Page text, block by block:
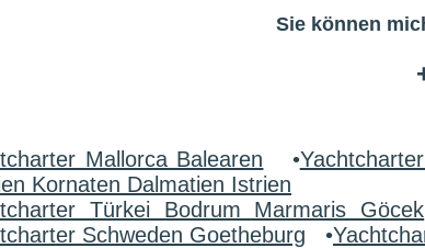
Sie können
Mallorca Balearen •
Kornaten Dalmatien Istrien
Türkei Bodrum Marmaris Göcek
Schweden Goetheburg •